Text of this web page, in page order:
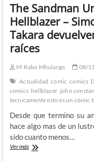
The Sandman
Hellblazer –
Takara
raíces
M'Rabo Mhulargo 08/
Actualidad cómic comics
comics hellblazer john
tecnicamente esto es un cómic
Desde que termino su
hace algo mas de un
sido cuanto menos…
Ver másThe